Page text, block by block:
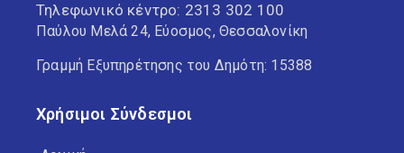
Τηλεφωνικό κέντρο: 2313 302 100
Παύλου Μελά 24, Εύοσμος, Θεσσαλονίκη
Γραμμή Εξυπηρέτησης του Δημότη: 15388
Χρήσιμοι Σύνδεσμοι